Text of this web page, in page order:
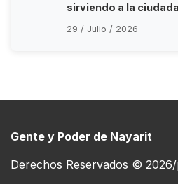
sirviendo a la
29 / Julio / 2026
Gente y Poder de Nayarit
Derechos Reservados ©